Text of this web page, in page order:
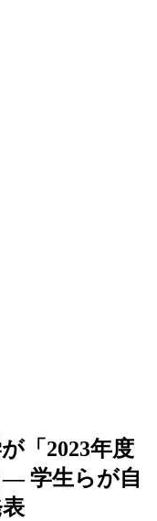
「2023年度
― 学生らが自